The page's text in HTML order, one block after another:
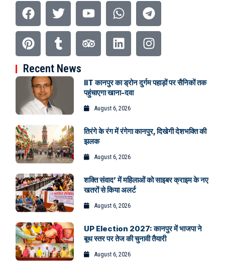
Recent News
IIT कानपुर का ड्रोन दुर्गम पहाड़ों पर सैनिकों तक
पहुंचाएगा खाना-दवा
August 6, 2026
तिरंगे के रंग में रंगेगा कानपुर, दिखेगी देशभक्ति की
झलक
August 6, 2026
शक्ति संवाद’ में महिलाओं को साइबर क्राइम के नए
खतरों से किया अलर्ट
August 6, 2026
UP Election 2027: कानपुर में भाजपा ने
बूथ स्तर पर तेज की चुनावी तैयारी
August 6, 2026